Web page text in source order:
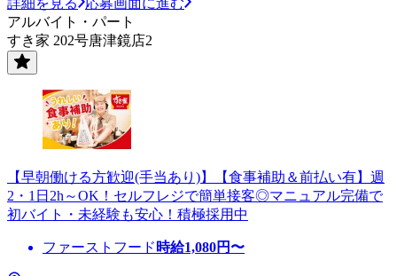
アルバイト・パート
すき家 202号唐津鏡店2
【早朝働ける方歓迎(手当あり)】【食事補助＆前払い有】週
2・1日2h～OK！セルフレジで簡単接客◎マニュアル完備で
初バイト・未経験も安心！積極採用中
ファーストフード 時給1,080円〜